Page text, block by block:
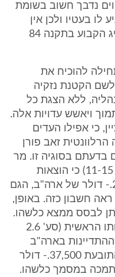
נדבך חשוב בשומת
לו בעטיו ולכן אין
צורך להכחישן, שכן חל כאן החריג הקבוע בתקנה 84
להוכיח את
הקטנת נזקיה
ללא הצגת כל
ויאשש עדויות אלה.
כי אפילו העדים
זאב פורן
בדעתם בסוגיה זו. מר
פורן גרס (בעמ' 24 לפרטיכל, ש' 11-15) כי הוצאות
התובעת עמדו על סך של 25,000.- דולר של ארה"ב, הגם
חשבון כזה. באופן,
לבסס ממצא כלשהו.
ואילו מר שפיר גרס, בתצהיר עדותו הראשית (סע' 2.6
ההתדיינות בארה"ב
בקשר למשלוח האבוד הוציאה התובעת 37,500.- דולר
במסמך כלשהו.